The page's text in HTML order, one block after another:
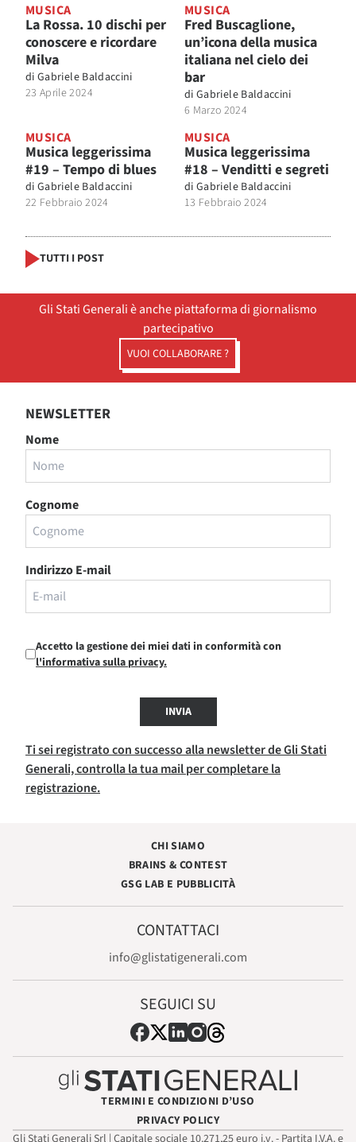
MUSICA
La Rossa. 10 dischi per
conoscere e ricordare
Milva
di Gabriele Baldaccini
23 Aprile 2024
MUSICA
Fred Buscaglione,
un’icona della musica
italiana nel cielo dei
bar
di Gabriele Baldaccini
6 Marzo 2024
MUSICA
Musica leggerissima
#19 – Tempo di blues
di Gabriele Baldaccini
22 Febbraio 2024
MUSICA
Musica leggerissima
#18 – Venditti e segreti
di Gabriele Baldaccini
13 Febbraio 2024
TUTTI I POST
Gli Stati Generali è anche piattaforma di giornalismo
partecipativo
VUOI COLLABORARE ?
NEWSLETTER
Nome
Cognome
Indirizzo E-mail
Accetto la gestione dei miei dati in conformità con
l'informativa sulla privacy.
INVIA
Ti sei registrato con successo alla newsletter de Gli Stati
Generali, controlla la tua mail per completare la
registrazione.
CHI SIAMO
BRAINS & CONTEST
GSG LAB E PUBBLICITÀ
CONTATTACI
info@glistatigenerali.com
SEGUICI SU
TERMINI E CONDIZIONI D’USO
PRIVACY POLICY
Gli Stati Generali Srl | Capitale sociale 10.271,25 euro i.v. - Partita I.V.A. e